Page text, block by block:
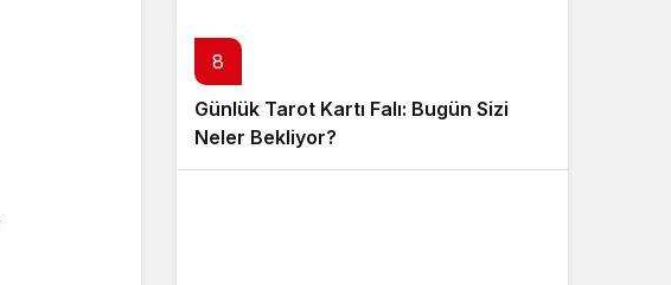
8
Günlük Tarot Kartı Falı: Bugün Sizi
Neler Bekliyor?